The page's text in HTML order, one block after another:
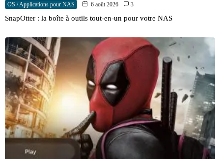
OS / Applications pour NAS 6 août 2026 3
SnapOtter : la boîte à outils tout-en-un pour votre NAS